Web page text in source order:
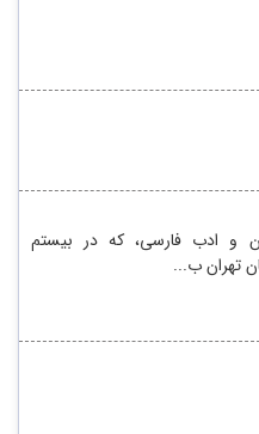
و ادب فارسی، که در بیستم